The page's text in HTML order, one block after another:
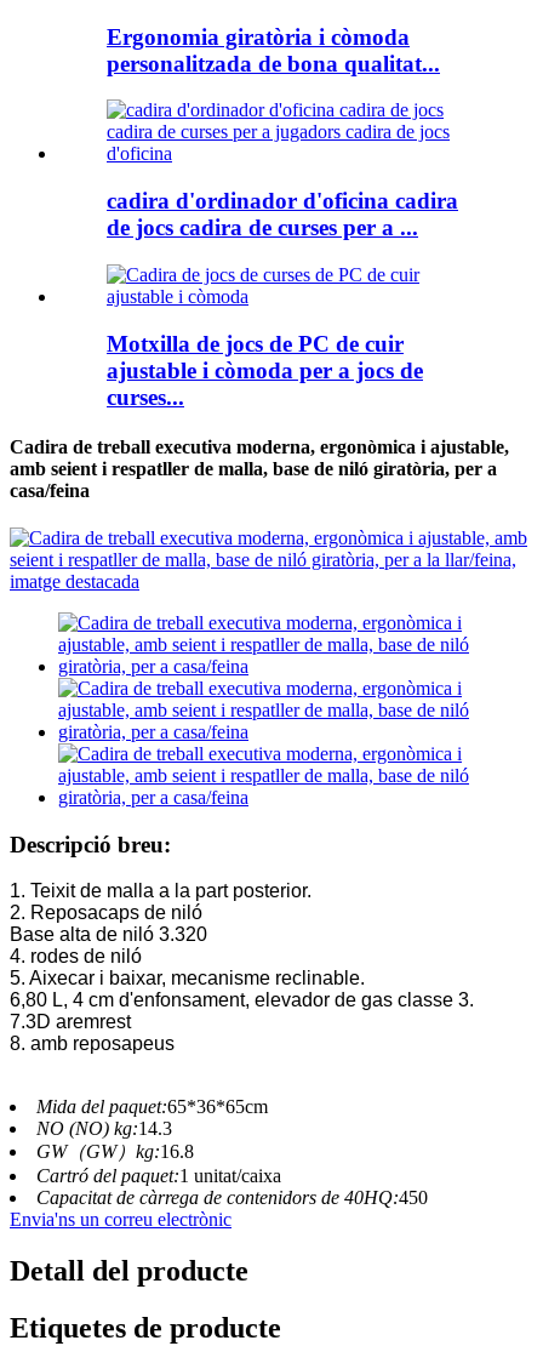
Ergonomia giratòria i còmoda
personalitzada de bona qualitat...
cadira d'ordinador d'oficina cadira
de jocs cadira de curses per a ...
Motxilla de jocs de PC de cuir
ajustable i còmoda per a jocs de
curses...
Cadira de treball executiva moderna, ergonòmica i ajustable,
amb seient i respatller de malla, base de niló giratòria, per a
casa/feina
Descripció breu:
1. Teixit de malla a la part posterior.
2. Reposacaps de niló
Base alta de niló 3.320
4. rodes de niló
5. Aixecar i baixar, mecanisme reclinable.
6,80 L, 4 cm d'enfonsament, elevador de gas classe 3.
7.3D aremrest
8. amb reposapeus
Mida del paquet:65*36*65cm
NO (NO) kg:14.3
GW（GW）kg:16.8
Cartró del paquet:1 unitat/caixa
Capacitat de càrrega de contenidors de 40HQ:450
Envia'ns un correu electrònic
Detall del producte
Etiquetes de producte